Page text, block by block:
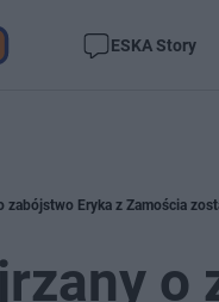
ESKA Story
zabójstwo Eryka z Zamościa
o